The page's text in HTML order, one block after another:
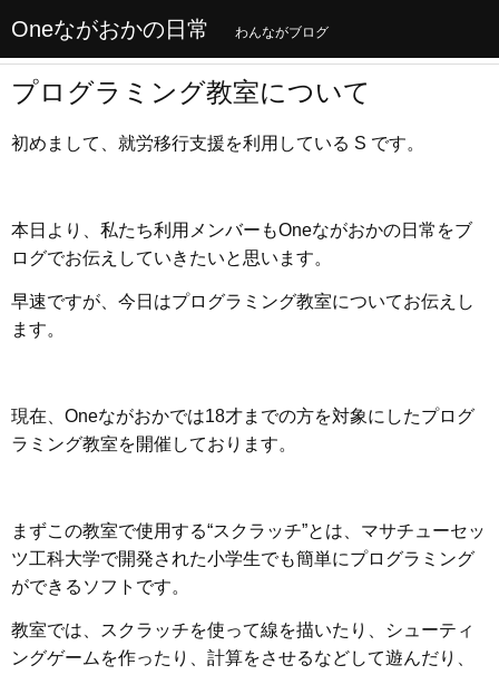
Oneながおかの日常 わんながブログ
プログラミング教室について
初めまして、就労移行支援を利用している S です。
本日より、私たち利用メンバーもOneながおかの日常をブ
ログでお伝えしていきたいと思います。
早速ですが、今日はプログラミング教室についてお伝えし
ます。
現在、Oneながおかでは18才までの方を対象にしたプログ
ラミング教室を開催しております。
まずこの教室で使用する“スクラッチ”とは、マサチューセッ
ツ工科大学で開発された小学生でも簡単にプログラミング
ができるソフトです。
教室では、スクラッチを使って線を描いたり、シューティ
ングゲームを作ったり、計算をさせるなどして遊んだり、